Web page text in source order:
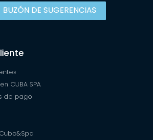
BUZÓN DE SUGERENCIAS
CUBA SPA
de pago